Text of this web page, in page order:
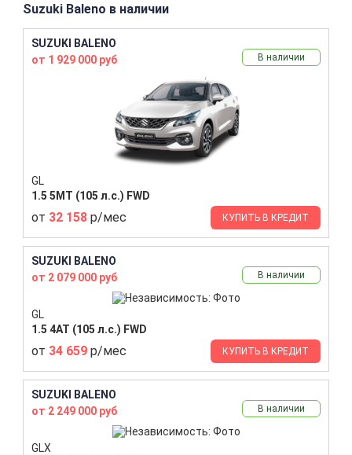
Suzuki Baleno в наличии
SUZUKI BALENO
от 1 929 000 руб
В наличии
GL
1.5 5MT (105 л.с.) FWD
от 32 158 р/мес КУПИТЬ В КРЕДИТ
SUZUKI BALENO
от 2 079 000 руб
В наличии
GL
1.5 4AT (105 л.с.) FWD
от 34 659 р/мес КУПИТЬ В КРЕДИТ
SUZUKI BALENO
от 2 249 000 руб
В наличии
GLX